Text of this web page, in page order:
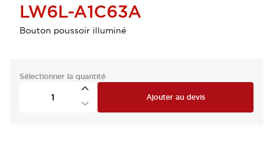
LW6L-A1C63A
Bouton poussoir illuminé
Sélectionner la quantité
Ajouter au devis